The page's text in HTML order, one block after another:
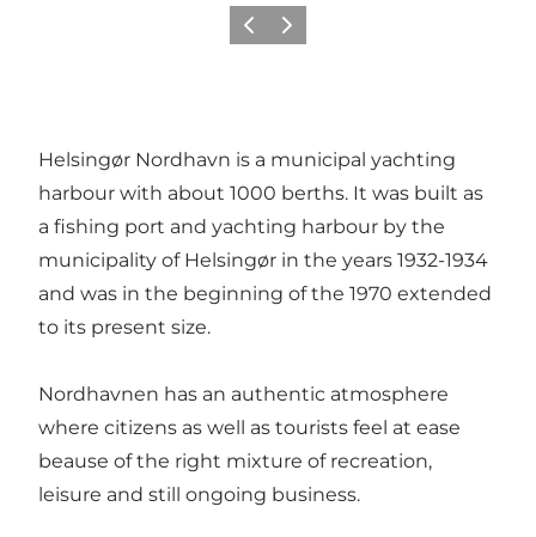
Precedente
Avanti
Helsingør Nordhavn is a municipal yachting
harbour with about 1000 berths. It was built as
a fishing port and yachting harbour by the
municipality of Helsingør in the years 1932-1934
and was in the beginning of the 1970 extended
to its present size.
Nordhavnen has an authentic atmosphere
where citizens as well as tourists feel at ease
beause of the right mixture of recreation,
leisure and still ongoing business.